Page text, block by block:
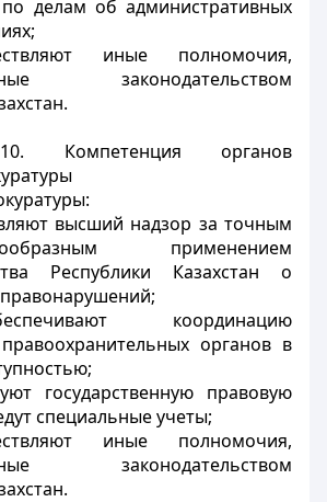
по делам об административных
иные полномочия,
законодательством
Компетенция органов
высший надзор за точным
применением
Республики Казахстан о
координацию
органов в
государственную правовую
специальные учеты;
иные полномочия,
законодательством